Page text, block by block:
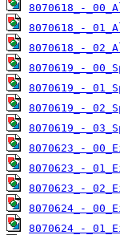
8070618_-
8070618_-
8070618_-
8070619_-
8070619_-
8070619_-
8070619_-
8070623_-
8070623_-
8070623_-
8070624_-
8070624_-